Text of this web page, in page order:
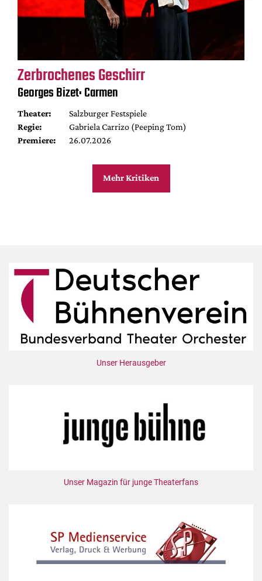
Zerbrochenes Geschirr
Georges Bizet: Carmen
Theater:
Salzburger Festspiele
Regie:
Gabriela Carrizo (Peeping Tom)
Premiere:
26.07.2026
Mehr Kritiken
Unser Herausgeber
Unser Magazin für junge Theaterfans